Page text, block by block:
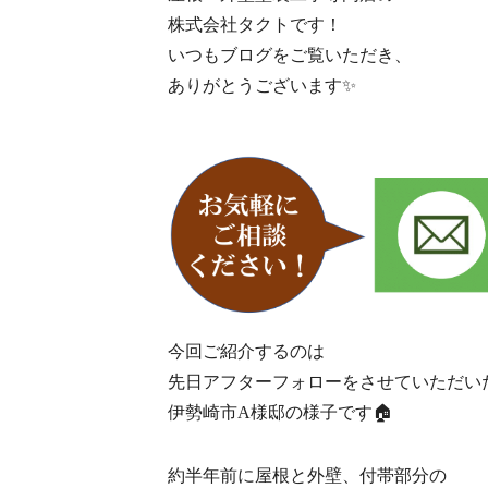
株式会社タクトです！
いつもブログをご覧いただき、
ありがとうございます✨
今回ご紹介するのは
先日アフターフォローをさせていただい
伊勢崎市A様邸の様子です🏠
約半年前に屋根と外壁、付帯部分の